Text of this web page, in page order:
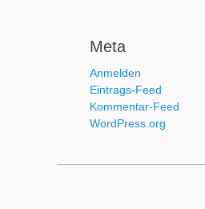
Meta
Anmelden
Eintrags-Feed
Kommentar-Feed
WordPress.org